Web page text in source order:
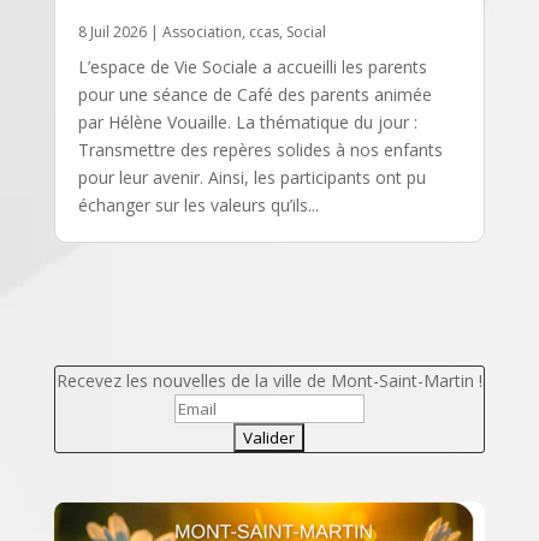
8 Juil 2026| Association, ccas, Social
L’espace de Vie Sociale a accueilli les parents
pour une séance de Café des parents animée
par Hélène Vouaille. La thématique du jour :
Transmettre des repères solides à nos enfants
pour leur avenir. Ainsi, les participants ont pu
échanger sur les valeurs qu’ils...
Recevez les nouvelles de la ville de Mont-Saint-Martin !